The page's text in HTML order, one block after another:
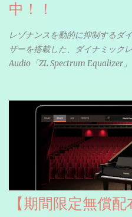
中！！
レゾナンスを動的に抑制するダ
ザーを搭載した、ダイナミック
Audio「ZL Spectrum Equalizer」
【期間限定無償